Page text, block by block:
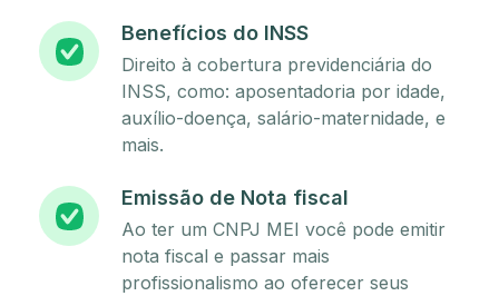
Benefícios do INSS
Direito à cobertura previdenciária do
INSS, como: aposentadoria por idade,
auxílio-doença, salário-maternidade, e
mais.
Emissão de Nota fiscal
Ao ter um CNPJ MEI você pode emitir
nota fiscal e passar mais
profissionalismo ao oferecer seus